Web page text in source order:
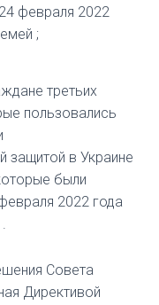
24 февраля 2022
;
третьих
пользовались
защитой в Украине
были
2022 года
.
Совета
Директивой